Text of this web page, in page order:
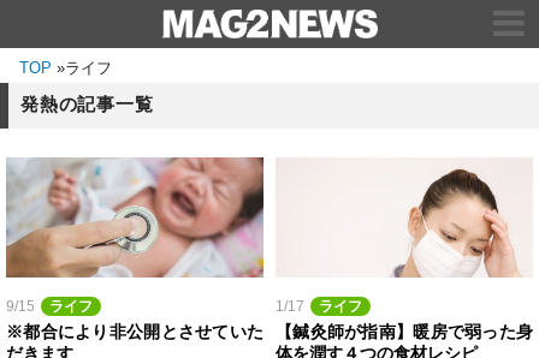
TOP »ライフ
発熱の記事一覧
9/15 ライフ
※都合により非公開とさせていた
だきます
1/17 ライフ
【鍼灸師が指南】暖房で弱った身
体を潤す４つの食材レシピ